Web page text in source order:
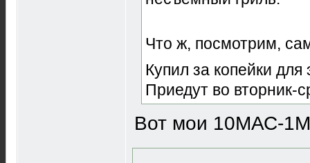
Что ж, посмотрим,
Купил за копейки для
Приедут во вторник-
Вот мои 10МАС-1М